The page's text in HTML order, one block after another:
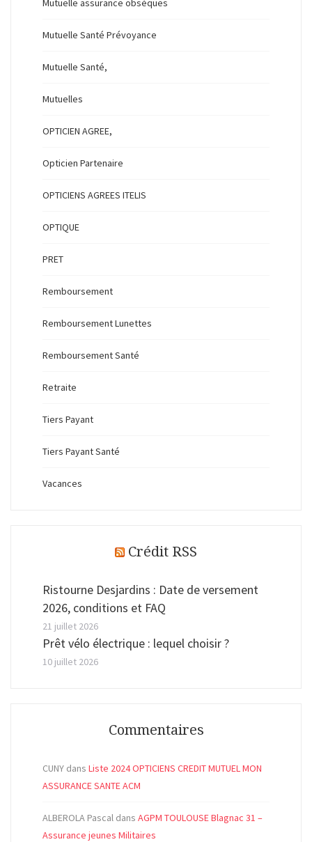
Mutuelle assurance obsèques
Mutuelle Santé Prévoyance
Mutuelle Santé,
Mutuelles
OPTICIEN AGREE,
Opticien Partenaire
OPTICIENS AGREES ITELIS
OPTIQUE
PRET
Remboursement
Remboursement Lunettes
Remboursement Santé
Retraite
Tiers Payant
Tiers Payant Santé
Vacances
Crédit RSS
Ristourne Desjardins : Date de versement
2026, conditions et FAQ
21 juillet 2026
Prêt vélo électrique : lequel choisir ?
10 juillet 2026
Commentaires
CUNY dans Liste 2024 OPTICIENS CREDIT MUTUEL MON
ASSURANCE SANTE ACM
ALBEROLA Pascal dans AGPM TOULOUSE Blagnac 31 –
Assurance jeunes Militaires